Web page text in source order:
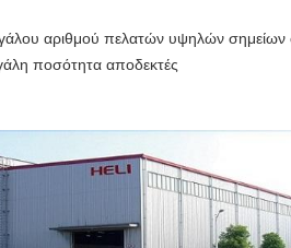
αριθμού πελατών υψηλών
ποσότητα αποδεκτές